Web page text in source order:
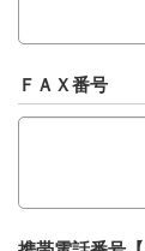
ＦＡＸ番号